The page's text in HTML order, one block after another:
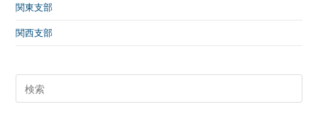
関東支部
関西支部